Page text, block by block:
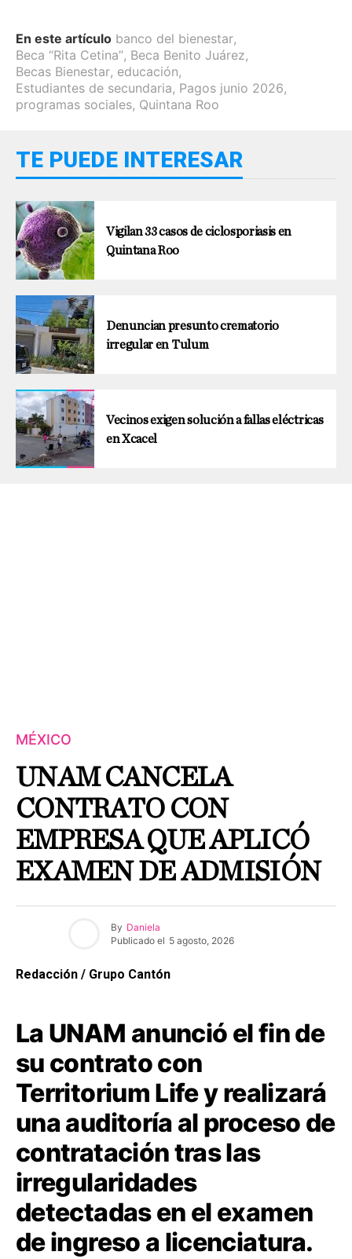
En este artículo banco del bienestar,
Beca “Rita Cetina”, Beca Benito Juárez,
Becas Bienestar, educación,
Estudiantes de secundaria, Pagos junio 2026,
programas sociales, Quintana Roo
TE PUEDE INTERESAR
Vigilan 33 casos de ciclosporiasis en
Quintana Roo
Denuncian presunto crematorio
irregular en Tulum
Vecinos exigen solución a fallas eléctricas
en Xcacel
MÉXICO
UNAM CANCELA
CONTRATO CON
EMPRESA QUE APLICÓ
EXAMEN DE ADMISIÓN
By Daniela
Publicado el 5 agosto, 2026
Redacción / Grupo Cantón
La UNAM anunció el fin de
su contrato con
Territorium Life y realizará
una auditoría al proceso de
contratación tras las
irregularidades
detectadas en el examen
de ingreso a licenciatura.